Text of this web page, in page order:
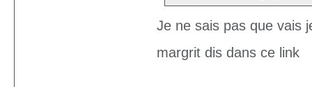
Je ne sais pas que vais
margrit dis dans ce link